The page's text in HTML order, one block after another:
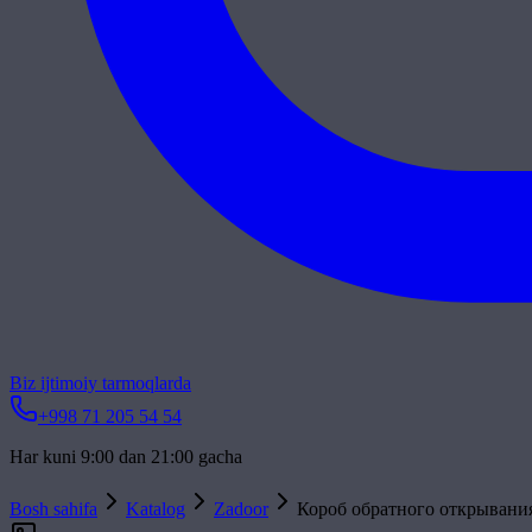
Biz ijtimoiy tarmoqlarda
+998 71 205 54 54
Har kuni 9:00 dan 21:00 gacha
Bosh sahifa Katalog Zadoor
Короб обратного